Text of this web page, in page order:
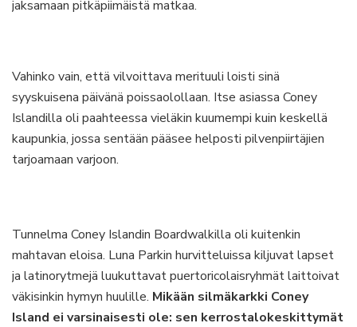
jaksamaan pitkäpiimäistä matkaa.
Vahinko vain, että vilvoittava merituuli loisti sinä
syyskuisena päivänä poissaolollaan. Itse asiassa Coney
Islandilla oli paahteessa vieläkin kuumempi kuin keskellä
kaupunkia, jossa sentään pääsee helposti pilvenpiirtäjien
tarjoamaan varjoon.
Tunnelma Coney Islandin Boardwalkilla oli kuitenkin
mahtavan eloisa. Luna Parkin hurvitteluissa kiljuvat lapset
ja latinorytmejä luukuttavat puertoricolaisryhmät laittoivat
väkisinkin hymyn huulille. Mikään silmäkarkki Coney
Island ei varsinaisesti ole: sen kerrostalokeskittymät